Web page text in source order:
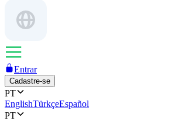
Entrar
Cadastre-se
PT
EnglishTürkçeEspañol
PT